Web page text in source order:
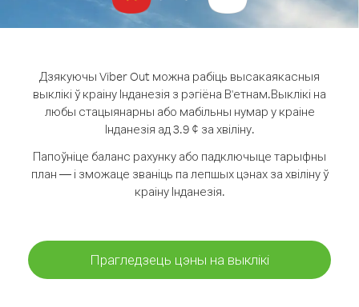
Дзякуючы Viber Out можна рабіць высакаякасныя
выклікі ў краіну Інданезія з рэгіёна В'етнам.Выклікі на
любы стацыянарны або мабільны нумар у краіне
Інданезія ад 3.9 ¢ за хвіліну.
Папоўніце баланс рахунку або падключыце тарыфны
план — і зможаце званіць па лепшых цэнах за хвіліну ў
краіну Інданезія.
Прагледзець цэны на выклікі